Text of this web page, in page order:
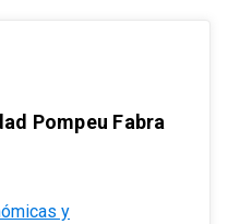
Pompeu Fabra
y